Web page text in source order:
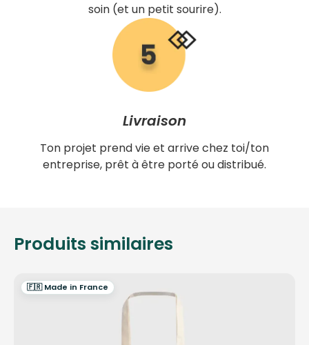
soin (et un petit sourire).
Livraison
Ton projet prend vie et arrive chez toi/ton
entreprise, prêt à être porté ou distribué.
Produits similaires
🇫🇷 Made in France